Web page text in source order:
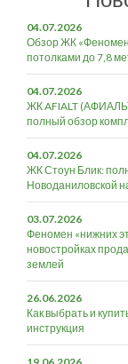
04.07.2026
Обзор ЖК «Феномен
потолками до 7,8
04.07.2026
ЖК AFIALT
полный обзор
04.07.2026
ЖК Стоун Блик:
Новоданиловской
03.07.2026
Феномен «нижних
новостройках
землей
26.06.2026
Как выбрать и
инструкция